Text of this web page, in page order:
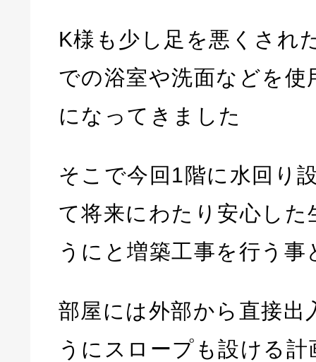
K様も少し足を悪くされ
での浴室や洗面などを使
になってきました
そこで今回1階に水回り
て将来にわたり安心した
うにと増築工事を行う
部屋には外部から直接出
うにスロープも設ける計